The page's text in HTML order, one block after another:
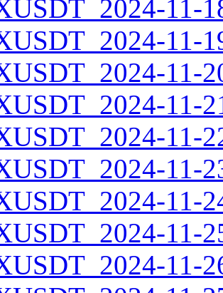
11-
11-
11-
11-
11-
11-
11-
11-
11-